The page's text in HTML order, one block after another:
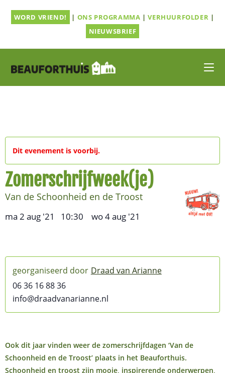
naarWORD VRIEND! | ONS PROGRAMMA |VERHUURFOLDER |
NIEUWSBRIEF
Dit evenement is voorbij.
Zomerschrijfweek(je)
Van de Schoonheid en de Troost
ma 2 aug '21 10:30 wo 4 aug '21
Draad van Arianne
06 36 16 88 36
info@draadvanarianne.nl
Ook dit jaar vinden weer de zomerschrijfdagen ‘Van de
Schoonheid en de Troost’ plaats in het Beauforthuis.
Schoonheid en troost zijn mooie, inspirerende onderwerpen,